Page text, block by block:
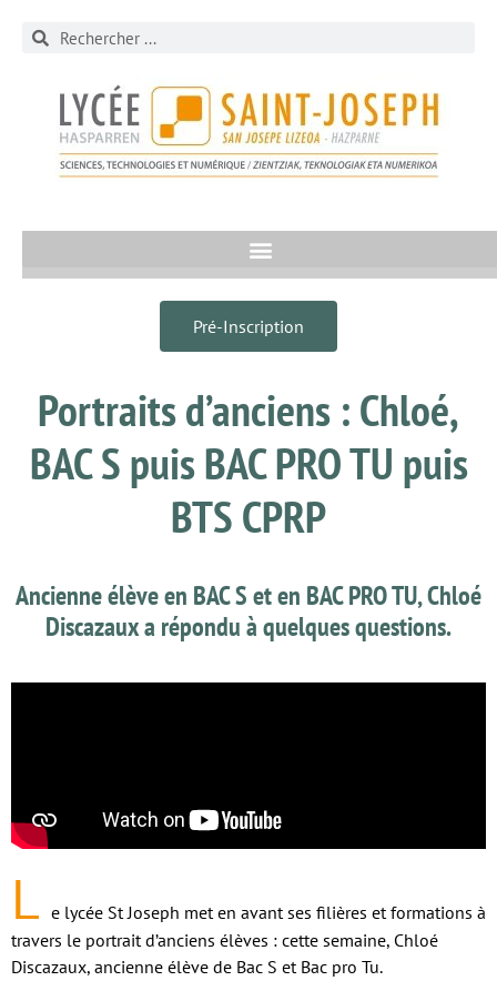
Pré-Inscription
Portraits d’anciens : Chloé,
BAC S puis BAC PRO TU puis
BTS CPRP
Ancienne élève en BAC S et en BAC PRO TU, Chloé
Discazaux a répondu à quelques questions.
L e lycée St Joseph met en avant ses filières et formations à
travers le portrait d’anciens élèves : cette semaine, Chloé
Discazaux, ancienne élève de Bac S et Bac pro Tu.